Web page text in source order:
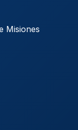
Misiones